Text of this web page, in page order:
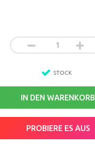
STOCK
IN DEN WARENKORB
PROBIERE ES AUS